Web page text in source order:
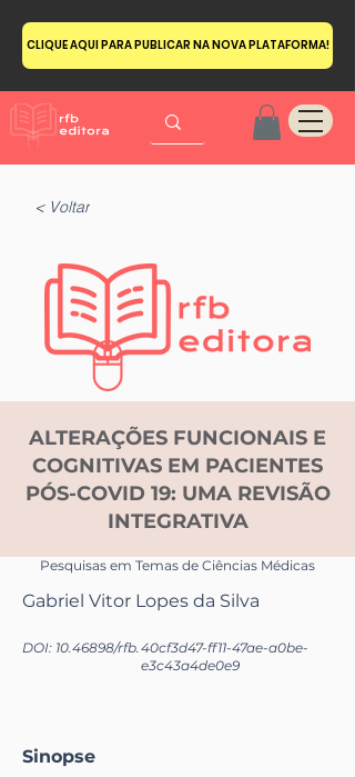
CLIQUE AQUI PARA PUBLICAR NA NOVA PLATAFORMA!
< Voltar
ALTERAÇÕES FUNCIONAIS E
COGNITIVAS EM PACIENTES
PÓS-COVID 19: UMA REVISÃO
INTEGRATIVA
Pesquisas em Temas de Ciências Médicas
Gabriel Vitor Lopes da Silva
DOI: 10.46898/rfb.40cf3d47-ff11-47ae-a0be-
e3c43a4de0e9
Sinopse